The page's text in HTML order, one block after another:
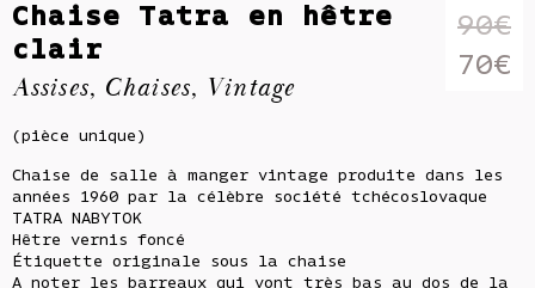
90€
Le
70€
Chaise Tatra en hêtre
clair
Assises, Chaises, Vintage
(pièce unique)
Chaise de salle à manger vintage produite dans les
années 1960 par la célèbre société tchécoslovaque
TATRA NABYTOK
Hêtre vernis foncé
Étiquette originale sous la chaise
A noter les barreaux qui vont très bas au dos de la